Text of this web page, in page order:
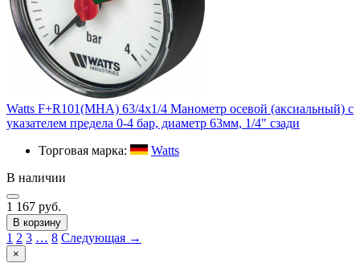
Watts F+R101(MHA) 63/4x1/4 Манометр осевой (аксиальный) с
указателем предела 0-4 бар, диаметр 63мм, 1/4" сзади
Торговая марка:
Watts
В наличии
1 167 руб.
В корзину
1 2 3 … 8 Следующая →
×